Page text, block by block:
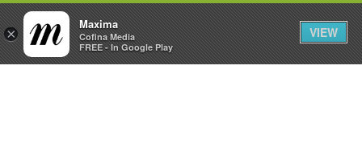
×
Maxima
Cofina Media
FREE - In Google Play
VIEW
INICIAR SESSÃO